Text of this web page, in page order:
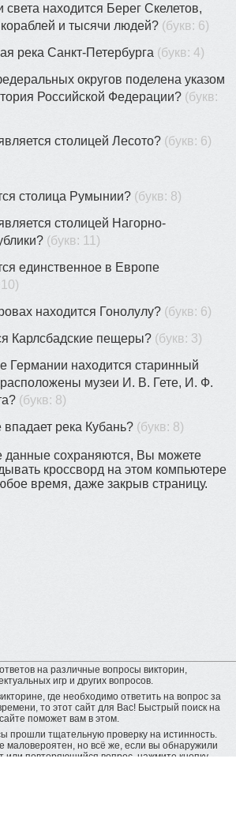
света находится Берег Скелетов,
и тысячи людей? (букв: 6)
река Санкт-Петербурга (букв: 4)
округов поделена указом
Российской Федерации? (букв:
столицей Лесото? (букв: 6)
столица Румынии? (букв: 8)
столицей Нагорно-
(букв: 11)
единственное в Европе
находится Гонолулу? (букв: 6)
Карлсбадские пещеры? (букв: 3)
Германии находится старинный
музеи И. В. Гете, И. Ф.
(букв: 8)
впадает река Кубань? (букв: 8)
данные сохраняются, Вы можете
кроссворд на этом компьютере
время, даже закрыв страницу.
на различные вопросы викторин,
игр и других вопросов.
где необходимо ответить на вопрос за
то этот сайт для Вас! Быстрый поиск на
сайте поможет вам в этом.
прошли тщательную проверку на истинность.
маловероятен, но всё же, если вы обнаружили
или повторяющийся вопрос, нажмите кнопку